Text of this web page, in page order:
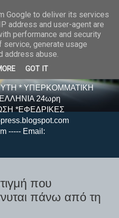
S S -
* ΥΠΕΡΚΟΜΜΑΤΙΚΗ
24ωρη
*ΕΦΕΔΡΙΚΕΣ
----- Email:
που
πάνω από τη
Google to deliver its services
address and user-agent are
performance and security
generate usage
address abuse.
GOT IT